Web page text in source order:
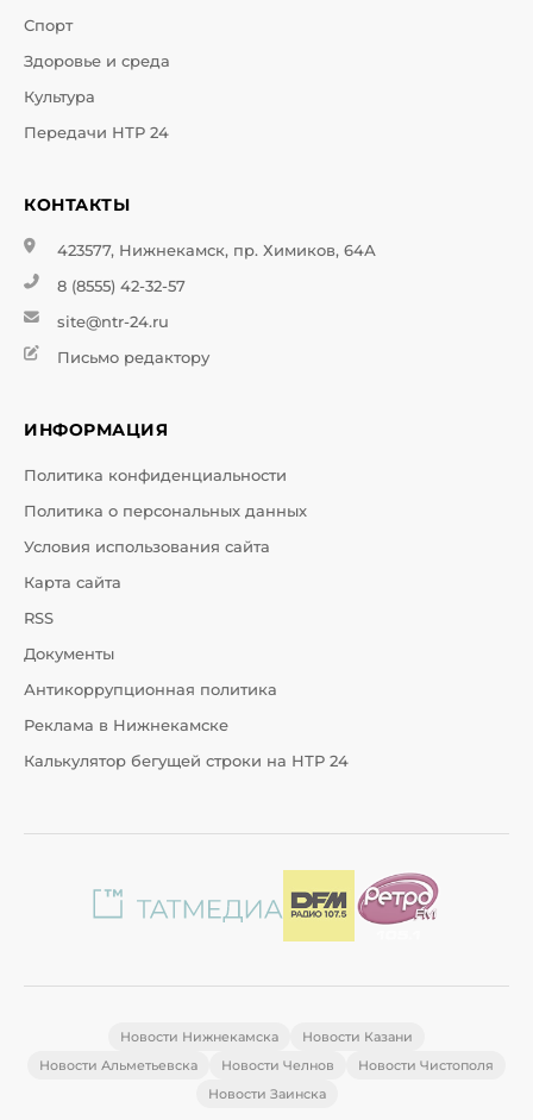
Спорт
Здоровье и среда
Культура
Передачи НТР 24
КОНТАКТЫ
423577, Нижнекамск, пр. Химиков, 64А
8 (8555) 42-32-57
site@ntr-24.ru
Письмо редактору
ИНФОРМАЦИЯ
Политика конфиденциальности
Политика о персональных данных
Условия использования сайта
Карта сайта
RSS
Документы
Антикоррупционная политика
Реклама в Нижнекамске
Калькулятор бегущей строки на НТР 24
Новости Нижнекамска
Новости Казани
Новости Альметьевска
Новости Челнов
Новости Чистополя
Новости Заинска